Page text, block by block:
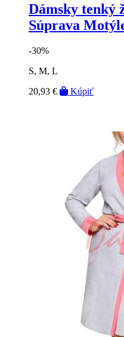
Dámsky tenký
Súprava
-30%
S, M, L
20,93 €
Kúpiť